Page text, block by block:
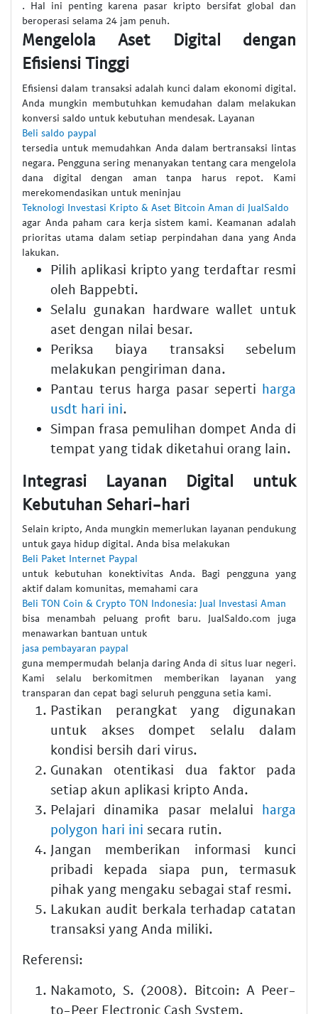
. Hal ini penting karena pasar kripto bersifat global dan
beroperasi selama 24 jam penuh.
Mengelola Aset Digital dengan
Efisiensi Tinggi
Efisiensi dalam transaksi adalah kunci dalam ekonomi digital.
Anda mungkin membutuhkan kemudahan dalam melakukan
konversi saldo untuk kebutuhan mendesak. Layanan
Beli saldo paypal
tersedia untuk memudahkan Anda dalam bertransaksi lintas
negara. Pengguna sering menanyakan tentang cara mengelola
dana digital dengan aman tanpa harus repot. Kami
merekomendasikan untuk meninjau
Teknologi Investasi Kripto & Aset Bitcoin Aman di JualSaldo
agar Anda paham cara kerja sistem kami. Keamanan adalah
prioritas utama dalam setiap perpindahan dana yang Anda
lakukan.
Pilih aplikasi kripto yang terdaftar resmi
oleh Bappebti.
Selalu gunakan hardware wallet untuk
aset dengan nilai besar.
Periksa biaya transaksi sebelum
melakukan pengiriman dana.
Pantau terus harga pasar seperti harga
usdt hari ini.
Simpan frasa pemulihan dompet Anda di
tempat yang tidak diketahui orang lain.
Integrasi Layanan Digital untuk
Kebutuhan Sehari-hari
Selain kripto, Anda mungkin memerlukan layanan pendukung
untuk gaya hidup digital. Anda bisa melakukan
Beli Paket Internet Paypal
untuk kebutuhan konektivitas Anda. Bagi pengguna yang
aktif dalam komunitas, memahami cara
Beli TON Coin & Crypto TON Indonesia: Jual Investasi Aman
bisa menambah peluang profit baru. JualSaldo.com juga
menawarkan bantuan untuk
jasa pembayaran paypal
guna mempermudah belanja daring Anda di situs luar negeri.
Kami selalu berkomitmen memberikan layanan yang
transparan dan cepat bagi seluruh pengguna setia kami.
Pastikan perangkat yang digunakan
untuk akses dompet selalu dalam
kondisi bersih dari virus.
Gunakan otentikasi dua faktor pada
setiap akun aplikasi kripto Anda.
Pelajari dinamika pasar melalui harga
polygon hari ini secara rutin.
Jangan memberikan informasi kunci
pribadi kepada siapa pun, termasuk
pihak yang mengaku sebagai staf resmi.
Lakukan audit berkala terhadap catatan
transaksi yang Anda miliki.
Referensi:
Nakamoto, S. (2008). Bitcoin: A Peer-
to-Peer Electronic Cash System.